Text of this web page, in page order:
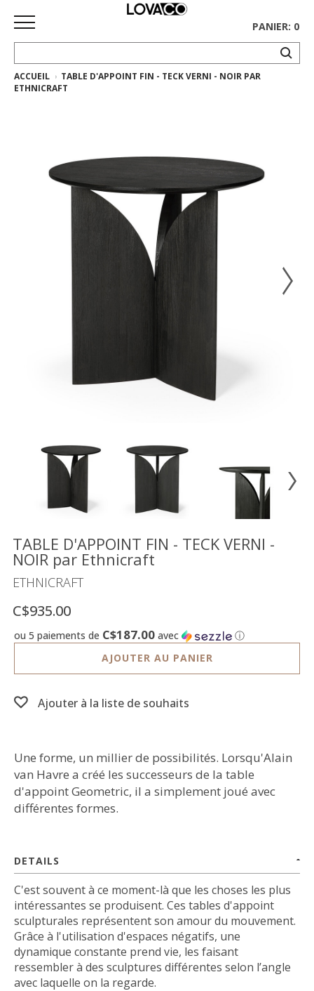
ACCUEIL
complète
Collection
PANIER: 0
ACCUEIL
TABLE D'APPOINT FIN - TECK VERNI - NOIR PAR
ETHNICRAFT
TABLE D'APPOINT FIN - TECK VERNI -
NOIR par Ethnicraft
ETHNICRAFT
C$935.00
ou 5 paiements de C$187.00 avec
ⓘ
AJOUTER AU PANIER
Ajouter à la liste de souhaits
Une forme, un millier de possibilités. Lorsqu'Alain
van Havre a créé les successeurs de la table
d'appoint Geometric, il a simplement joué avec
différentes formes.
DETAILS
C'est souvent à ce moment-là que les choses les plus
intéressantes se produisent. Ces tables d'appoint
sculpturales représentent son amour du mouvement.
Grâce à l'utilisation d'espaces négatifs, une
dynamique constante prend vie, les faisant
ressembler à des sculptures différentes selon l’angle
avec laquelle on la regarde.